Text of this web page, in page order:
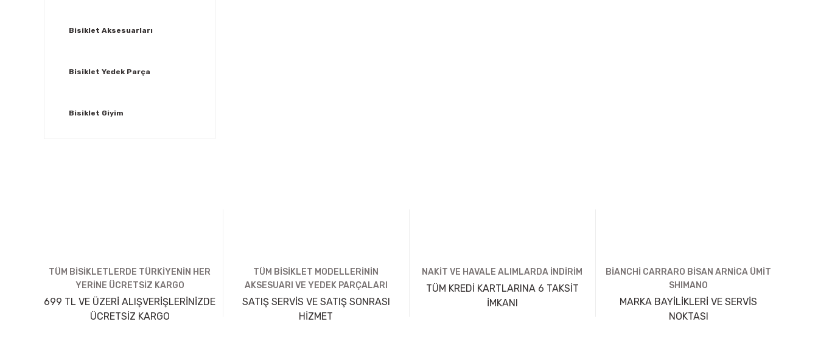
Bisiklet Aksesuarları
Bisiklet Yedek Parça
Bisiklet Giyim
TÜM BİSİKLETLERDE TÜRKİYENİN HER
YERİNE ÜCRETSİZ KARGO
699 TL VE ÜZERİ ALIŞVERİŞLERİNİZDE
ÜCRETSİZ KARGO
TÜM BİSİKLET MODELLERİNİN
AKSESUARI VE YEDEK PARÇALARI
SATIŞ SERVİS VE SATIŞ SONRASI
HİZMET
NAKİT VE HAVALE ALIMLARDA İNDİRİM
TÜM KREDİ KARTLARINA 6 TAKSİT
İMKANI
BİANCHİ CARRARO BİSAN ARNİCA ÜMİT
SHIMANO
MARKA BAYİLİKLERİ VE SERVİS
NOKTASI